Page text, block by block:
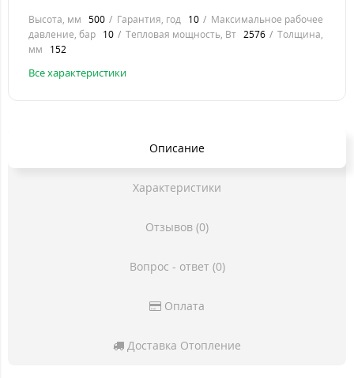
Высота, мм 500 Гарантия, год 10
Максимальное рабочее
давление, бар 10 Тепловая мощность, Вт 2576
Толщина,
мм
152
Все характеристики
Описание
Характеристики
Отзывов (0)
Вопрос - ответ (0)
Оплата
Доставка Отопление